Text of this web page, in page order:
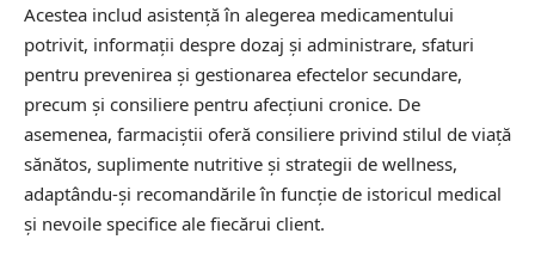
Acestea includ asistență în alegerea medicamentului
potrivit, informații despre dozaj și administrare, sfaturi
pentru prevenirea și gestionarea efectelor secundare,
precum și consiliere pentru afecțiuni cronice. De
asemenea, farmaciștii oferă consiliere privind stilul de viață
sănătos, suplimente nutritive și strategii de wellness,
adaptându-și recomandările în funcție de istoricul medical
și nevoile specifice ale fiecărui client.